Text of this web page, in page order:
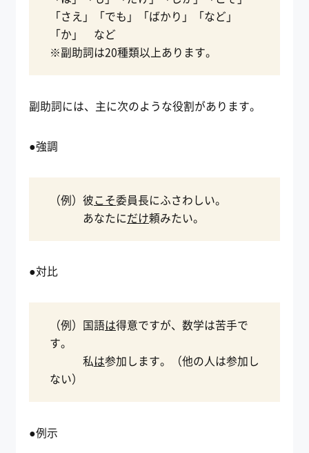
「さえ」「でも」「ばかり」「など」
「か」 など
※副助詞は20種類以上あります。
副助詞には、主に次のような役割があります。
●強調
（例）彼こそ委員長にふさわしい。
あなたにだけ頼みたい。
●対比
（例）国語は得意ですが、数学は苦手で
す。
私は参加します。（他の人は参加し
ない）
●例示